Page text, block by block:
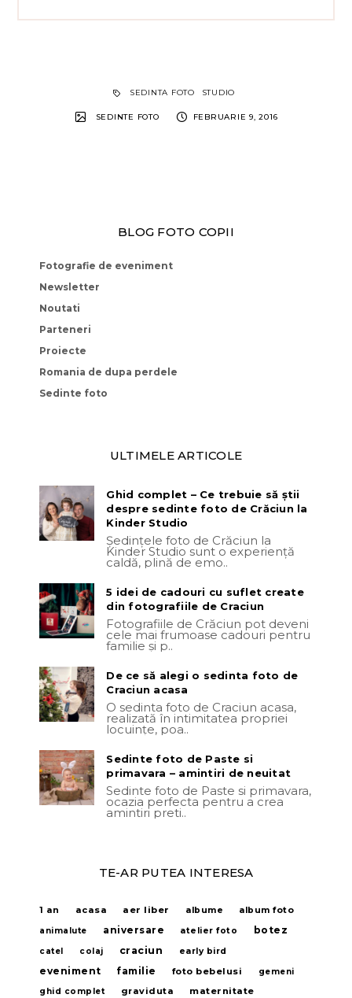
SEDINTA FOTO STUDIO
SEDINTE FOTO FEBRUARIE 9, 2016
BLOG FOTO COPII
Fotografie de eveniment
Newsletter
Noutati
Parteneri
Proiecte
Romania de dupa perdele
Sedinte foto
ULTIMELE ARTICOLE
Ghid complet – Ce trebuie să știi
despre sedinte foto de Crăciun la
Kinder Studio
Ședințele foto de Crăciun la
Kinder Studio sunt o experiență
caldă, plină de emo..
5 idei de cadouri cu suflet create
din fotografiile de Craciun
Fotografiile de Crăciun pot deveni
cele mai frumoase cadouri pentru
familie și p..
De ce să alegi o sedinta foto de
Craciun acasa
O sedinta foto de Craciun acasa,
realizată în intimitatea propriei
locuințe, poa..
Sedinte foto de Paste si
primavara – amintiri de neuitat
Sedinte foto de Paste si primavara,
ocazia perfecta pentru a crea
amintiri preti..
TE-AR PUTEA INTERESA
1 an acasa aer liber albume
album foto
animalute
aniversare atelier foto botez
catel colaj craciun early bird
eveniment familie foto bebelusi
gemeni
ghid complet
graviduta
maternitate